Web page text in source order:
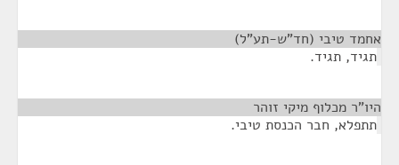
אחמד טיבי (חד"ש-תע"ל)
תגיד, תגיד.
היו"ר מכלוף מיקי זוהר
תתפלא, חבר הכנסת טיבי.